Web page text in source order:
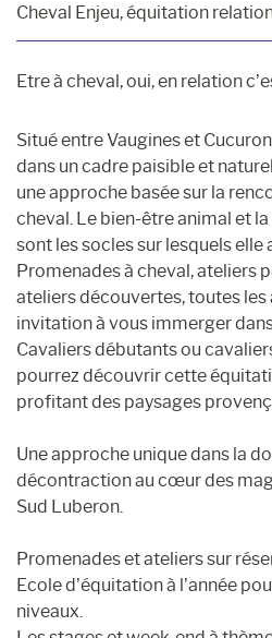
Cheval Enjeu, équitation
Etre à cheval, oui, en relation
Situé entre Vaugines et
dans un cadre paisible et
une approche basée sur la
cheval. Le bien-être animal et
sont les socles sur lesquels elle
Promenades à cheval, ateliers
ateliers découvertes, toutes
invitation à vous immerger
Cavaliers débutants ou
pourrez découvrir cette
profitant des paysages
Une approche unique dans la
décontraction au cœur des
Sud Luberon.
Promenades et ateliers sur
Ecole d’équitation à l’année
niveaux.